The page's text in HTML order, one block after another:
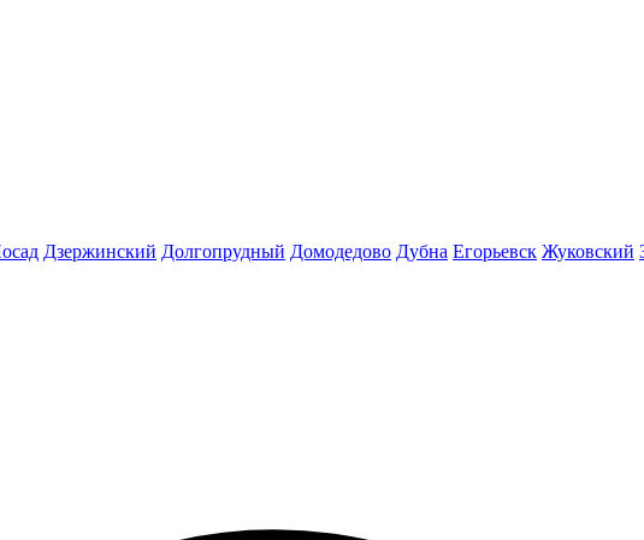
Дзержинский Долгопрудный Домодедово Дубна Егорьевск Жуковский